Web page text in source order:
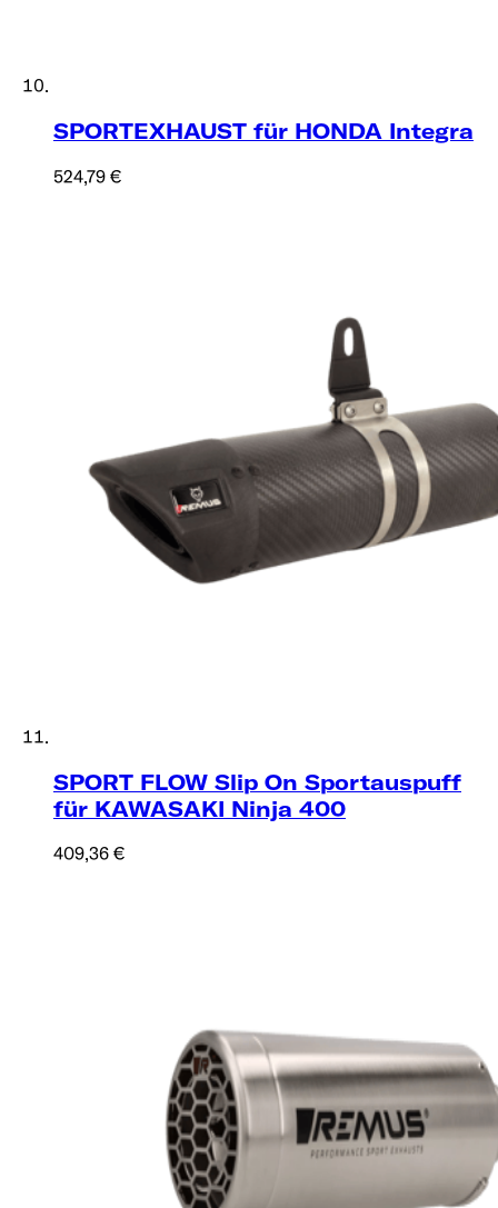
SPORTEXHAUST für HONDA Integra
524,79 €
SPORT FLOW Slip On Sportauspuff
für KAWASAKI​​​​‌ ‍ ​‍​‍‌‍ ‌ ​‍‌‍‍‌‌‍‌ ‌‍‍‌‌‍ ‍​‍​‍​ ‍‍​‍​‍‌ ​ ‌‍​‌‌‍ ‍‌‍‍‌‌ ‌​‌ ‍‌​‍ ‍‌‍‍‌‌‍ ​‍​‍​‍ ​​‍​‍‌‍‍​‌ ​‍‌‍‌‌‌‍‌‍​‍​‍​ ‍‍​‍​‍​‍ ‌ ​ ‌ ‌​‌ ‌‌‌‍‌​‌‍‍‌‌‍ ​‍ ‌‍‍‌‌‍ ‍‌ ‌​‌‍‌‌‌‍ ‍‌ ‌​​‍ ‌‍‌‌‌‍‌​‌‍‍‌‌ ‌​​‍ ‌‍ ‌‌‍ ‌‍‌​‌‍‌‌​ ‌‌ ​​‌ ​‍‌‍‌‌‌ ​ ‌‍‌‌‌‍ ‍‌ ‌​‌‍​‌‌ ‌​‌‍‍‌‌‍ ‌‍ ‍​ ‍ ‌‍‍‌‌‍‌​​ ‌‌‍‍ ‌‍​‌‌ ‌ ‌‍​‌‌ ​ ‌‍​‌‌‍‍ ‌‍‍‌​ ‍ ‌ ‌​‌ ‍‌‌ ​​‌‍‌‌​ ‌‌ ‌‍‌‍‌‌‌‍‍​‌‍‍‌‌‍​ ‌‍ ​‌‍‌‌​‍ ‌‌‍ ‌‌‍​‌‌‍‍ ‌‍‌‌​ ‍ ‌ ​​‌‍​‌‌ ‌​‌‍‍​​ ‌‌ ‌​‌‍‍‌‌ ‌​‌‍ ​‌‍‌‌​ ‌‍​‍‌‍​‌‌ ​ ‌‍‌‌‌‌‌‌‌ ​‍‌‍ ​​ ‌​‍‌‌​ ​‍‌​‌‍‌ ​ ‌ ‌​‌ ‌‌‌‍‌​‌‍‍‌‌‍ ​‍‌‍‌‍‍‌‌‍‌​​ ‌‌‍‍ ‌‍​‌‌ ‌ ‌‍​‌‌ ​ ‌‍​‌‌‍‍ ‌‍‍‌​‍‌‍‌ ‌​‌ ‍‌‌ ​​‌‍‌‌​ ‌‌ ‌‍‌‍‌‌‌‍‍​‌‍‍‌‌‍​ ‌‍ ​‌‍‌‌​‍ ‌‌‍ ‌‌‍​‌‌‍‍ ‌‍‌‌​‍‌‍‌ ​​‌‍​‌‌ ‌​‌‍‍​​ ‌‌ ‌​‌‍‍‌‌ ‌​‌‍ ​‌‍‌‌​‍‌‍‌ ​​‌‍‌‌‌ ​‍‌ ​ ‌ ​​‌‍‌‌‌‍​ ‌ ‌​‌‍‍‌‌ ‌‍‌‍‌‌​ ‌‌ ​​‌ ‌‌‌‍​‍‌‍ ​‌‍‍‌‌ ​ ‌‍‍​‌‍‌‌‌‍‌​​‍​‍‌ ‌ Ninja 400
409,36 €